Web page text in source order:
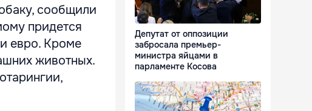
сообщили
придется
евро. Кроме
животных.
Депутат от оппозиции
забросала премьер-
министра яйцами в
парламенте Косова